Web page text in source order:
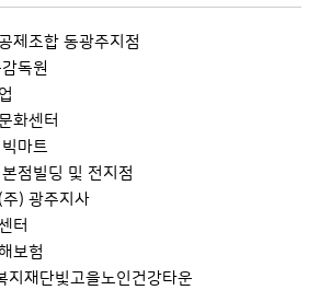
제조합 동광주지점
독원
화센터
마트
점빌딩 및 전지점
) 광주지사
터
보험
재단빛고을노인건강타운